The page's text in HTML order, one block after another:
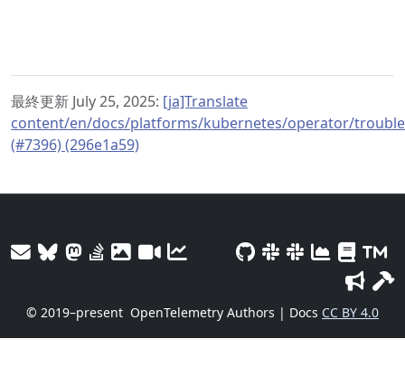
最終更新 July 25, 2025: [ja]Translate
content/en/docs/platforms/kubernetes/operator/
(#7396) (296e1a59)
© 2019–present OpenTelemetry Authors | Docs CC BY 4.0